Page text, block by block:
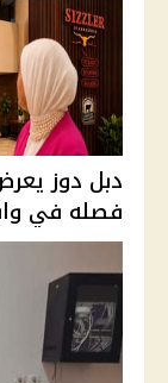
دبل دوز
فصله في